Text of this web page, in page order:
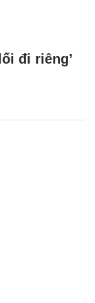
đi riêng’